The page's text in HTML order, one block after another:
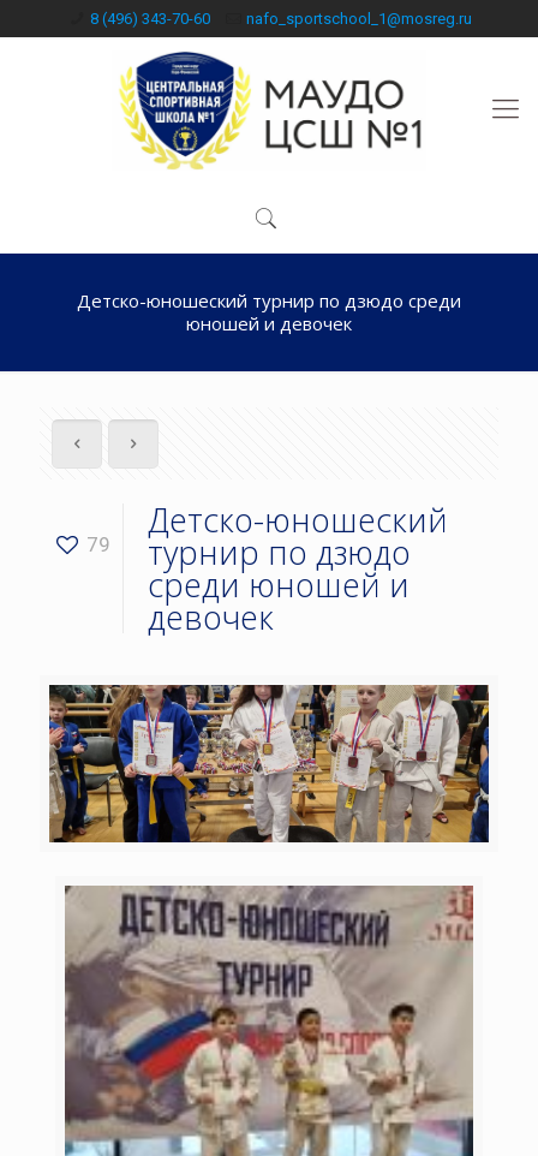
8 (496) 343-70-60 nafo_sportschool_1@mosreg.ru
Детско-юношеский турнир по дзюдо среди
юношей и девочек
79
Детско-юношеский
турнир по дзюдо
среди юношей и
девочек